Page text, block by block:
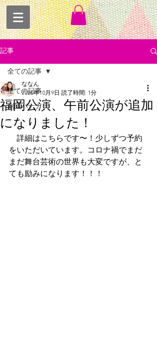
記事
全ての記事
劇団バナナ
全ての記事
福岡公演、午前公演が追加
になりました！
ななん
2020年10月9日 読了時間: 1分
詳細はこちらです〜！少しずつ予約
をいただいています。コロナ禍でまだ
まだ舞台芸術の世界も大変ですが、と
ても励みになります！！！